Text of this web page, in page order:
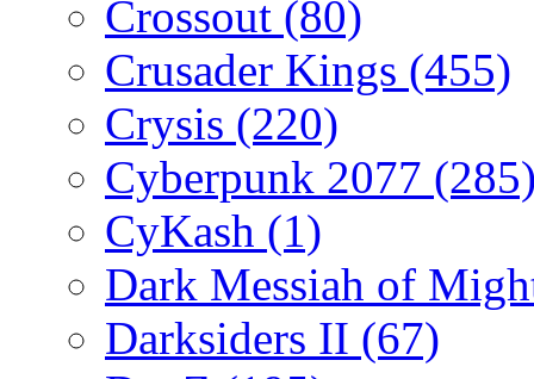
Crossout (80)
Crusader Kings (455)
Crysis (220)
Cyberpunk 2077
CyKash (1)
Dark Messiah of
Darksiders II (67)